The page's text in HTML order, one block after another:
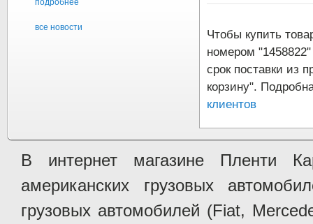
Чтобы купить
номером
срок поставки из
корзину".
клиентов
подробнее
все новости
В интернет магазине Пленти
американских грузовых
грузовых автомобилей (Fiat,